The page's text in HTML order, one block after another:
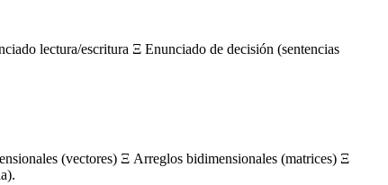
lectura/escritura Ξ Enunciado de decisión (sentencias
(vectores) Ξ Arreglos bidimensionales (matrices) Ξ